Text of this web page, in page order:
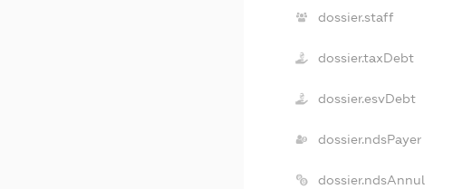
dossier.staff
dossier.taxDebt
dossier.esvDebt
dossier.ndsPayer
dossier.ndsAnnul